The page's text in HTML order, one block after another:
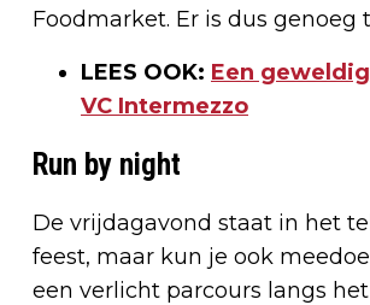
Foodmarket. Er is dus genoeg
LEES OOK: Een
VC Intermezzo
Run by night
De vrijdagavond staat in het
feest, maar kun je ook
een verlicht parcours langs